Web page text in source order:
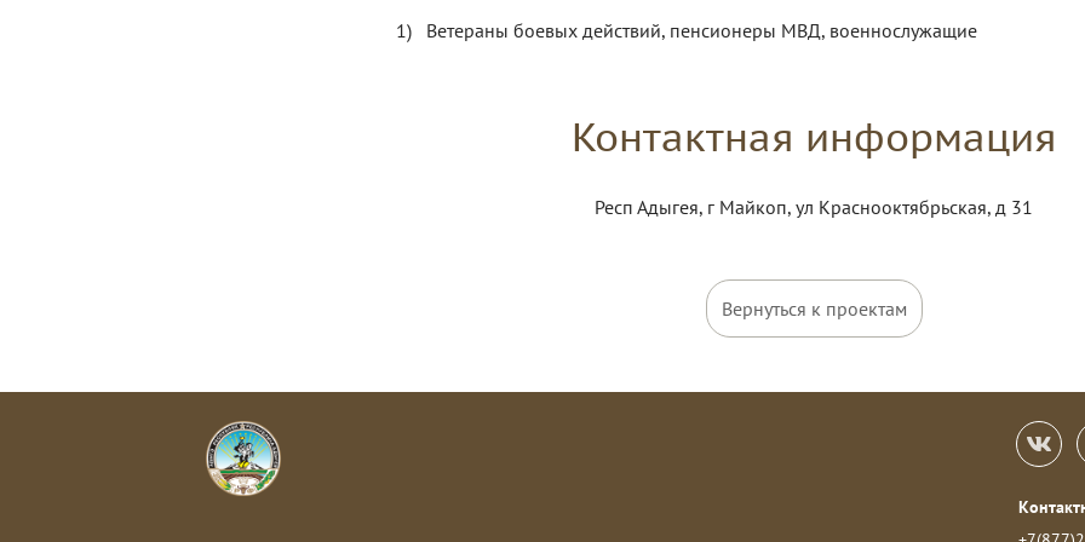
Ветераны боевых действий, пенсионеры МВД, военнослужащие
Контактная информация
Респ Адыгея, г Майкоп, ул Краснооктябрьская, д 31
Вернуться к проектам